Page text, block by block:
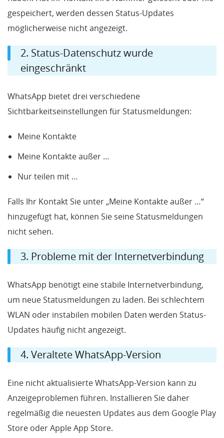
gespeichert, werden dessen Status-Updates
möglicherweise nicht angezeigt.
2. Status-Datenschutz wurde
eingeschränkt
WhatsApp bietet drei verschiedene
Sichtbarkeitseinstellungen für Statusmeldungen:
Meine Kontakte
Meine Kontakte außer …
Nur teilen mit …
Falls Ihr Kontakt Sie unter „Meine Kontakte außer …“
hinzugefügt hat, können Sie seine Statusmeldungen
nicht sehen.
3. Probleme mit der Internetverbindung
WhatsApp benötigt eine stabile Internetverbindung,
um neue Statusmeldungen zu laden. Bei schlechtem
WLAN oder instabilen mobilen Daten werden Status-
Updates häufig nicht angezeigt.
4. Veraltete WhatsApp-Version
Eine nicht aktualisierte WhatsApp-Version kann zu
Anzeigeproblemen führen. Installieren Sie daher
regelmäßig die neuesten Updates aus dem Google Play
Store oder Apple App Store.